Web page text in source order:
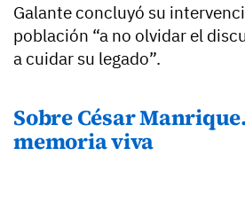
Galante concluyó su
población “a no olvidar el
a cuidar su legado”.
Sobre César
memoria viva